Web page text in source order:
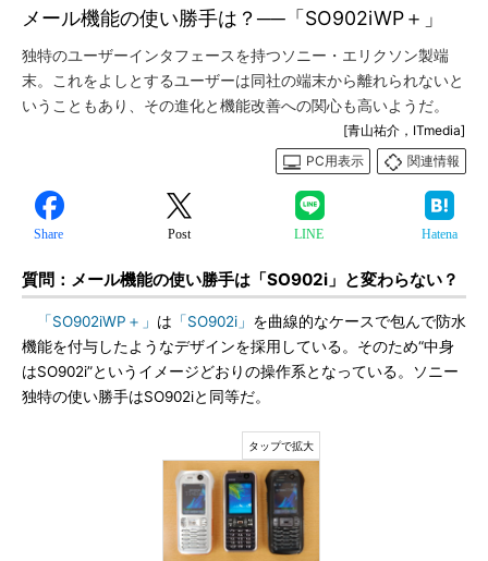
メール機能の使い勝手は？──「SO902iWP＋」
独特のユーザーインタフェースを持つソニー・エリクソン製端
末。これをよしとするユーザーは同社の端末から離れられないと
いうこともあり、その進化と機能改善への関心も高いようだ。
[青山祐介，ITmedia]
PC用表示
関連情報
Share Post LINE Hatena
質問：メール機能の使い勝手は「SO902i」と変わらない？
「SO902iWP＋」 は 「SO902i」 を曲線的なケースで包んで防水
機能を付与したようなデザインを採用している。そのため“中身
はSO902i”というイメージどおりの操作系となっている。ソニー
独特の使い勝手はSO902iと同等だ。